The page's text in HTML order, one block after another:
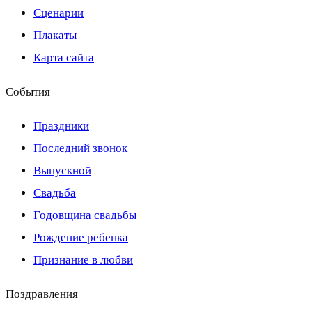
Сценарии
Плакаты
Карта сайта
События
Праздники
Последний звонок
Выпускной
Свадьба
Годовщина свадьбы
Рождение ребенка
Признание в любви
Поздравления